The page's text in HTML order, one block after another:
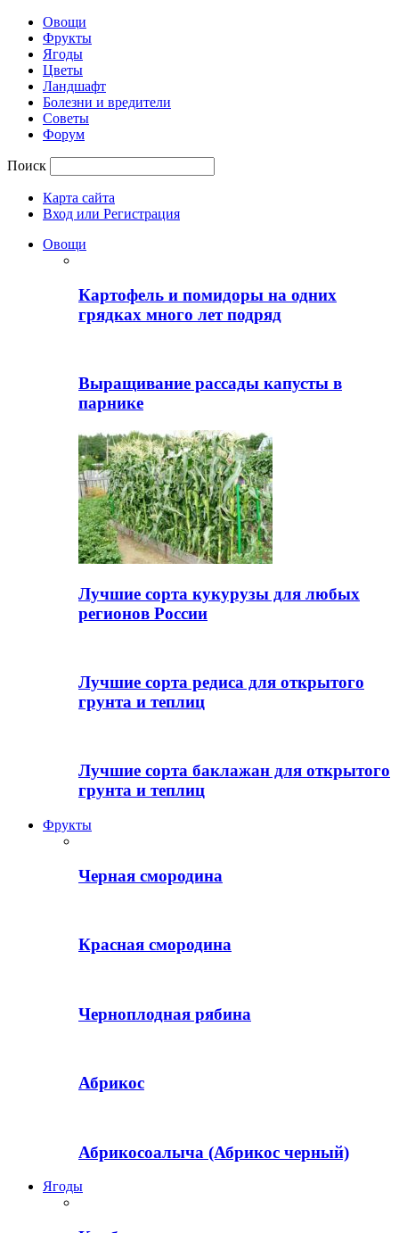
Овощи
Фрукты
Ягоды
Цветы
Ландшафт
Болезни и вредители
Советы
Форум
Поиск
Карта сайта
Вход или Регистрация
Овощи
Картофель и помидоры на одних
грядках много лет подряд
Выращивание рассады капусты в
парнике
Лучшие сорта кукурузы для любых
регионов России
Лучшие сорта редиса для открытого
грунта и теплиц
Лучшие сорта баклажан для открытого
грунта и теплиц
Фрукты
Черная смородина
Красная смородина
Черноплодная рябина
Абрикос
Абрикосоалыча (Абрикос черный)
Ягоды